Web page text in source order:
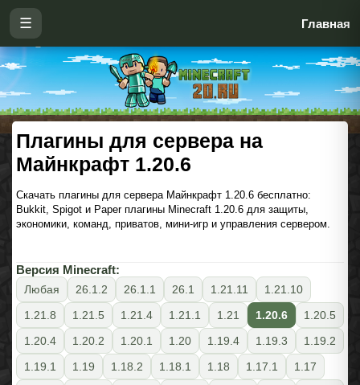
☰ Главная
Плагины для сервера на
Майнкрафт 1.20.6
Скачать плагины для сервера Майнкрафт 1.20.6 бесплатно:
Bukkit, Spigot и Paper плагины Minecraft 1.20.6 для защиты,
экономики, команд, приватов, мини-игр и управления сервером.
Версия Minecraft:
Любая 26.1.2 26.1.1 26.1 1.21.11
1.21.10
1.21.8
1.21.5 1.21.4 1.21.1 1.21 1.20.6
1.20.5
1.20.4
1.20.2 1.20.1 1.20 1.19.4 1.19.3
1.19.2
1.19.1
1.19 1.18.2 1.18.1 1.18 1.17.1
1.17